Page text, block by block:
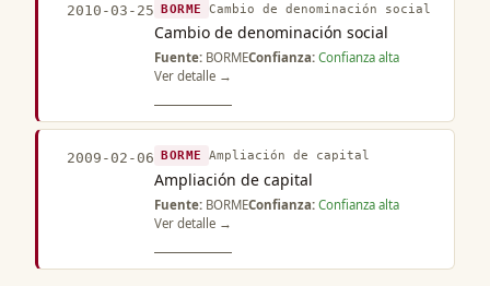
2010-03-25 BORME Cambio de denominación social
Cambio de denominación social
Fuente: BORMEConfianza: Confianza alta
Ver detalle →
2009-02-06 BORME Ampliación de capital
Ampliación de capital
Fuente: BORMEConfianza: Confianza alta
Ver detalle →